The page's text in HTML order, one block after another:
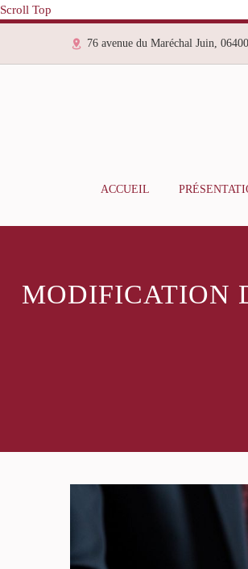
Scroll Top
76 avenue du Maréchal Juin,
ACCUEIL
MODIFICATION